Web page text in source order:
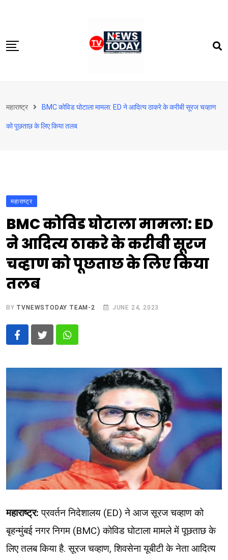
content
दिल्‍ली-एनसीआर
उत्तराखंड
बिजनेस
विदेश
महाराष्ट्र BMC कोविड घोटाला मामला: ED ने आदित्य ठाकरे के करीबी सूरज चव्हाण
को पूछताछ के लिए किया तलब
महाराष्ट्र
BMC कोविड घोटाला मामला: ED
ने आदित्य ठाकरे के करीबी सूरज
चव्हाण को पूछताछ के लिए किया
तलब
BY TVNEWSTODAY TEAM-2 JUNE 24, 2023
Whatsapp
महाराष्ट्र: प्रवर्तन निदेशालय (ED) ने आज सूरज चव्हाण को
बृहन्मुंबई नगर निगम (BMC) कोविड घोटाला मामले में पूछताछ के
लिए तलब किया है. सूरज चव्हाण, शिवसेना यूबीटी के नेता आदित्य